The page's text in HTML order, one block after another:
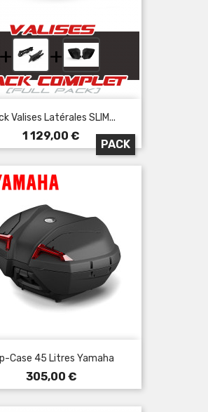
+ +
Valises Latérales SLIM...
Prix
1 129,00 €
PACK
Case 45 Litres Yamaha
Prix
305,00 €